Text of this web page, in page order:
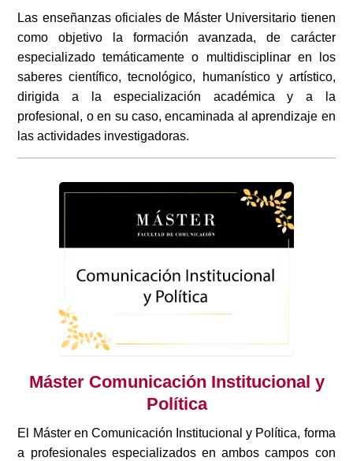
Las enseñanzas oficiales de Máster Universitario tienen
como objetivo la formación avanzada, de carácter
especializado temáticamente o multidisciplinar en los
saberes científico, tecnológico, humanístico y artístico,
dirigida a la especialización académica y a la
profesional, o en su caso, encaminada al aprendizaje en
las actividades investigadoras.
Máster Comunicación Institucional y
Política
El Máster en Comunicación Institucional y Política, forma
a profesionales especializados en ambos campos con